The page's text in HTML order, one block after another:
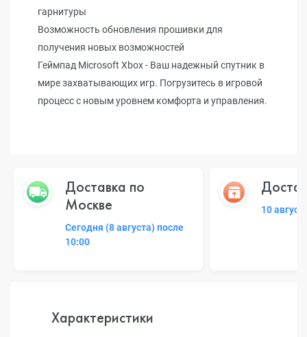
гарнитуры
Возможность обновления прошивки для
получения новых возможностей
Геймпад Microsoft Xbox - Ваш надежный спутник в
мире захватывающих игр. Погрузитесь в игровой
процесс с новым уровнем комфорта и управления.
Доставка по
Москве
Сегодня (8 августа) после
10:00
10
Характеристики